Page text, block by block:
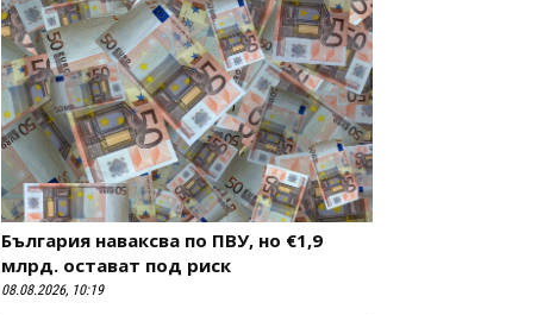
България наваксва по ПВУ, но €1,9
млрд. остават под риск
08.08.2026, 10:19